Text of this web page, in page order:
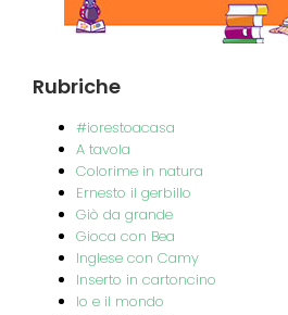
Rubriche
#iorestoacasa
A tavola
Colorime in natura
Ernesto il gerbillo
Giò da grande
Gioca con Bea
Inglese con Camy
Inserto in cartoncino
Io e il mondo